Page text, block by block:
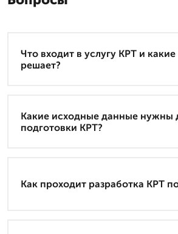
Что входит в услугу КРТ и
решает?
Какие исходные данные нужны
подготовки КРТ?
Как проходит разработка КРТ